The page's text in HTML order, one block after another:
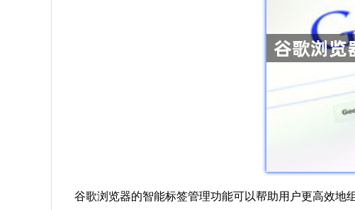
谷歌浏览器的智能标签管理功能可以帮助用户更高效地